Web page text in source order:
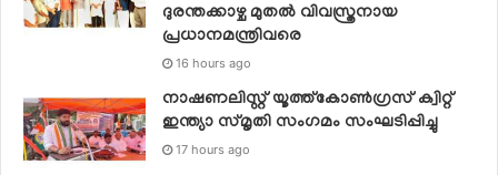
ദുരന്തക്കാഴ്ച മുതല്‍ വിവസ്ത്രനായ
പ്രധാനമന്ത്രിവരെ
16 hours ago
നാഷണലിസ്റ്റ് യൂത്ത്കോൺഗ്രസ് ക്വിറ്റ്
ഇന്ത്യാ സ്‌മൃതി സംഗമം സംഘടിപ്പിച്ചു
17 hours ago